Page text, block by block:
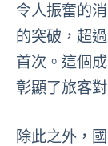
令人振奮的
的突破，超
首次。這個
彰顯了旅客
除此之外，